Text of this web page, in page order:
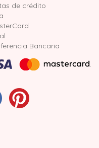
de crédito
Bancaria